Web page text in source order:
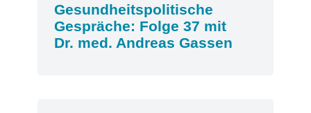
Gesundheitspolitische
Gespräche: Folge 37 mit
Dr. med. Andreas Gassen